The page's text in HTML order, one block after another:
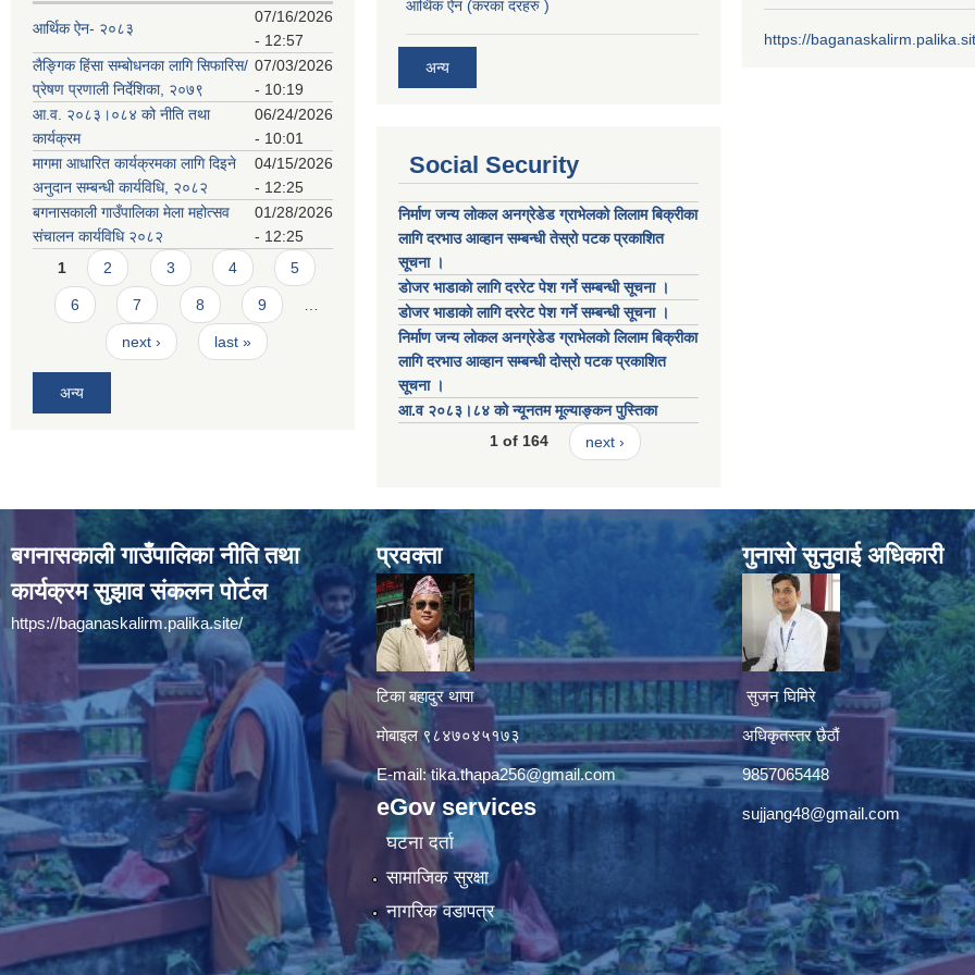
आर्थिक ऐन- २०८३
07/16/2026
- 12:57
लैङ्गिक हिंसा सम्बोधनका लागि सिफारिस/
प्रेषण प्रणाली निर्देशिका, २०७९
07/03/2026
- 10:19
आ.व. २०८३।०८४ को नीति तथा
कार्यक्रम
06/24/2026
- 10:01
मागमा आधारित कार्यक्रमका लागि दिइने
अनुदान सम्बन्धी कार्यविधि, २०८२
04/15/2026
- 12:25
बगनासकाली गाउँपालिका मेला महोत्सव
संचालन कार्यविधि २०८२
01/28/2026
- 12:25
Pages
1 2 3 4 5
6 7 8 9
next › last »
अन्य
आर्थिक ऐन (करका दरहरु )
अन्य
Social Security
निर्माण जन्य लोकल अनग्रेडेड ग्राभेलको लिलाम बिक्रीका
लागि दरभाउ आव्हान सम्बन्धी तेस्रो पटक प्रकाशित
सूचना ।
डाेजर भाडाकाे लागि दररेट पेश गर्ने सम्बन्धी सूचना ।
डाेजर भाडाकाे लागि दररेट पेश गर्ने सम्बन्धी सूचना ।
निर्माण जन्य लोकल अनग्रेडेड ग्राभेलको लिलाम बिक्रीका
लागि दरभाउ आव्हान सम्बन्धी दोस्रो पटक प्रकाशित
सूचना ।
आ.व २०८३।८४ को न्यूनतम मूल्याङ्कन पुस्तिका
1 of 164
next ›
https://
बगनासकाली गाउँपालिका नीति तथा
कार्यक्रम सुझाव संकलन पोर्टल
https://baganaskalirm.palika.site/
प्रवक्ता
टिका बहादुर थापा
माे‍बाइल ९८४७०४५१७३
E-mail:tika.thapa256@gmail.com
eGov services
घटना दर्ता
सामाजिक सुरक्षा
नागरिक वडापत्र
गुनासाे सुनुवाई अधिकारी
सुजन घिमिरे
अधिकृतस्तर छैठौं‌
9857065448
sujjang48@gmail.com